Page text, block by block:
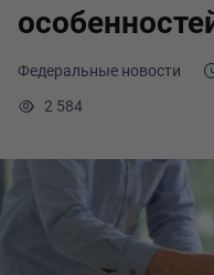
Федеральные новости
2 584